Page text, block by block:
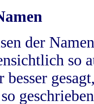
der
so
besser